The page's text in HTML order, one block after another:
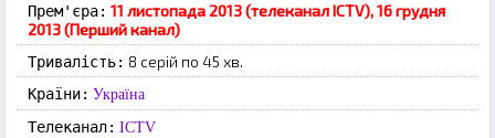
Прем'єра: 11 листопада 2013 (телеканал ICTV), 16 грудня
2013 (Перший канал)
Тривалість: 8 серій по 45 хв.
Країни: Україна
Телеканал: ICTV